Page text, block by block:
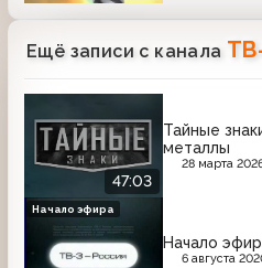
Ещё записи с канала
47:03
Тайные
металлы
28 марта
Начало
6 августа
Начало эфира